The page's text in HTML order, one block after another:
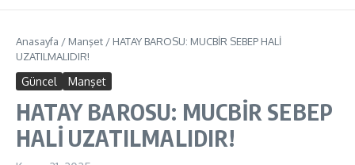
Anasayfa / Manşet / HATAY BAROSU: MUCBİR SEBEP HALİ
UZATILMALIDIR!
Güncel Manşet
HATAY BAROSU: MUCBİR SEBEP
HALİ UZATILMALIDIR!